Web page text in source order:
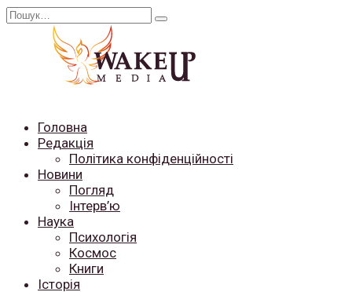
Перейти
Search
Головна
Редакція
Політика конфіденційності
Новини
Погляд
Інтерв’ю
Наука
Психологія
Космос
Книги
Історія